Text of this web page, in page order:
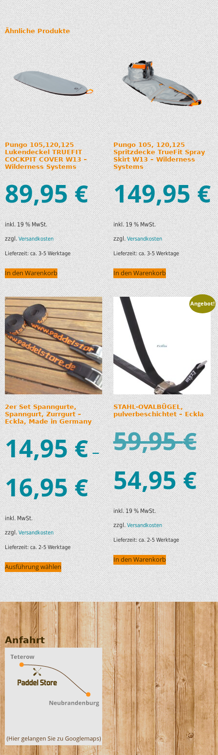
Ähnliche Produkte
Pungo 105,120,125
Lukendeckel TRUEFIT
COCKPIT COVER W13 –
Wilderness Systems
89,95€
inkl. 19 % MwSt.
zzgl.Versandkosten
Lieferzeit:ca. 3-5 Werktage
In den Warenkorb
Pungo 105, 120,125
Spritzdecke TrueFit Spray
Skirt W13 – Wilderness
Systems
149,95€
inkl. 19 % MwSt.
zzgl.Versandkosten
Lieferzeit:ca. 3-5 Werktage
In den Warenkorb
2er Set Spanngurte,
Spanngurt, Zurrgurt –
Eckla, Made in Germany
14,95€–
16,95€
inkl. MwSt.
zzgl.Versandkosten
Lieferzeit:ca. 2-5 Werktage
Ausführung wählen
Angebot!
STAHL-OVALBÜGEL,
pulverbeschichtet – Eckla
59,95€
54,95€
inkl. 19 % MwSt.
zzgl.Versandkosten
Lieferzeit:ca. 2-5 Werktage
In den Warenkorb
Anfahrt